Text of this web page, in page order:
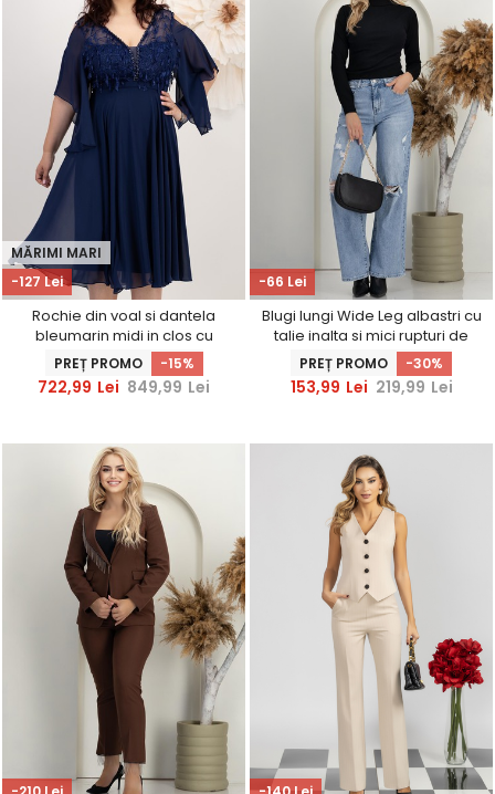
-127 Lei
MĂRIMI MARI
Rochie din voal si dantela
bleumarin midi in clos cu
maneci din voal tip fluture
PREȚ PROMO -15%
722,99 Lei 849,99 Lei
-66 Lei
Blugi lungi Wide Leg albastri cu
talie inalta si mici rupturi de
material
PREȚ PROMO -30%
153,99 Lei 219,99 Lei